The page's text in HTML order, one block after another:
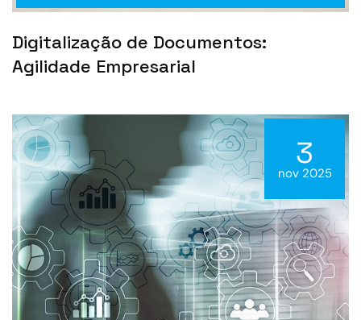
Digitalização de Documentos:
Agilidade Empresarial
3
nov 2025